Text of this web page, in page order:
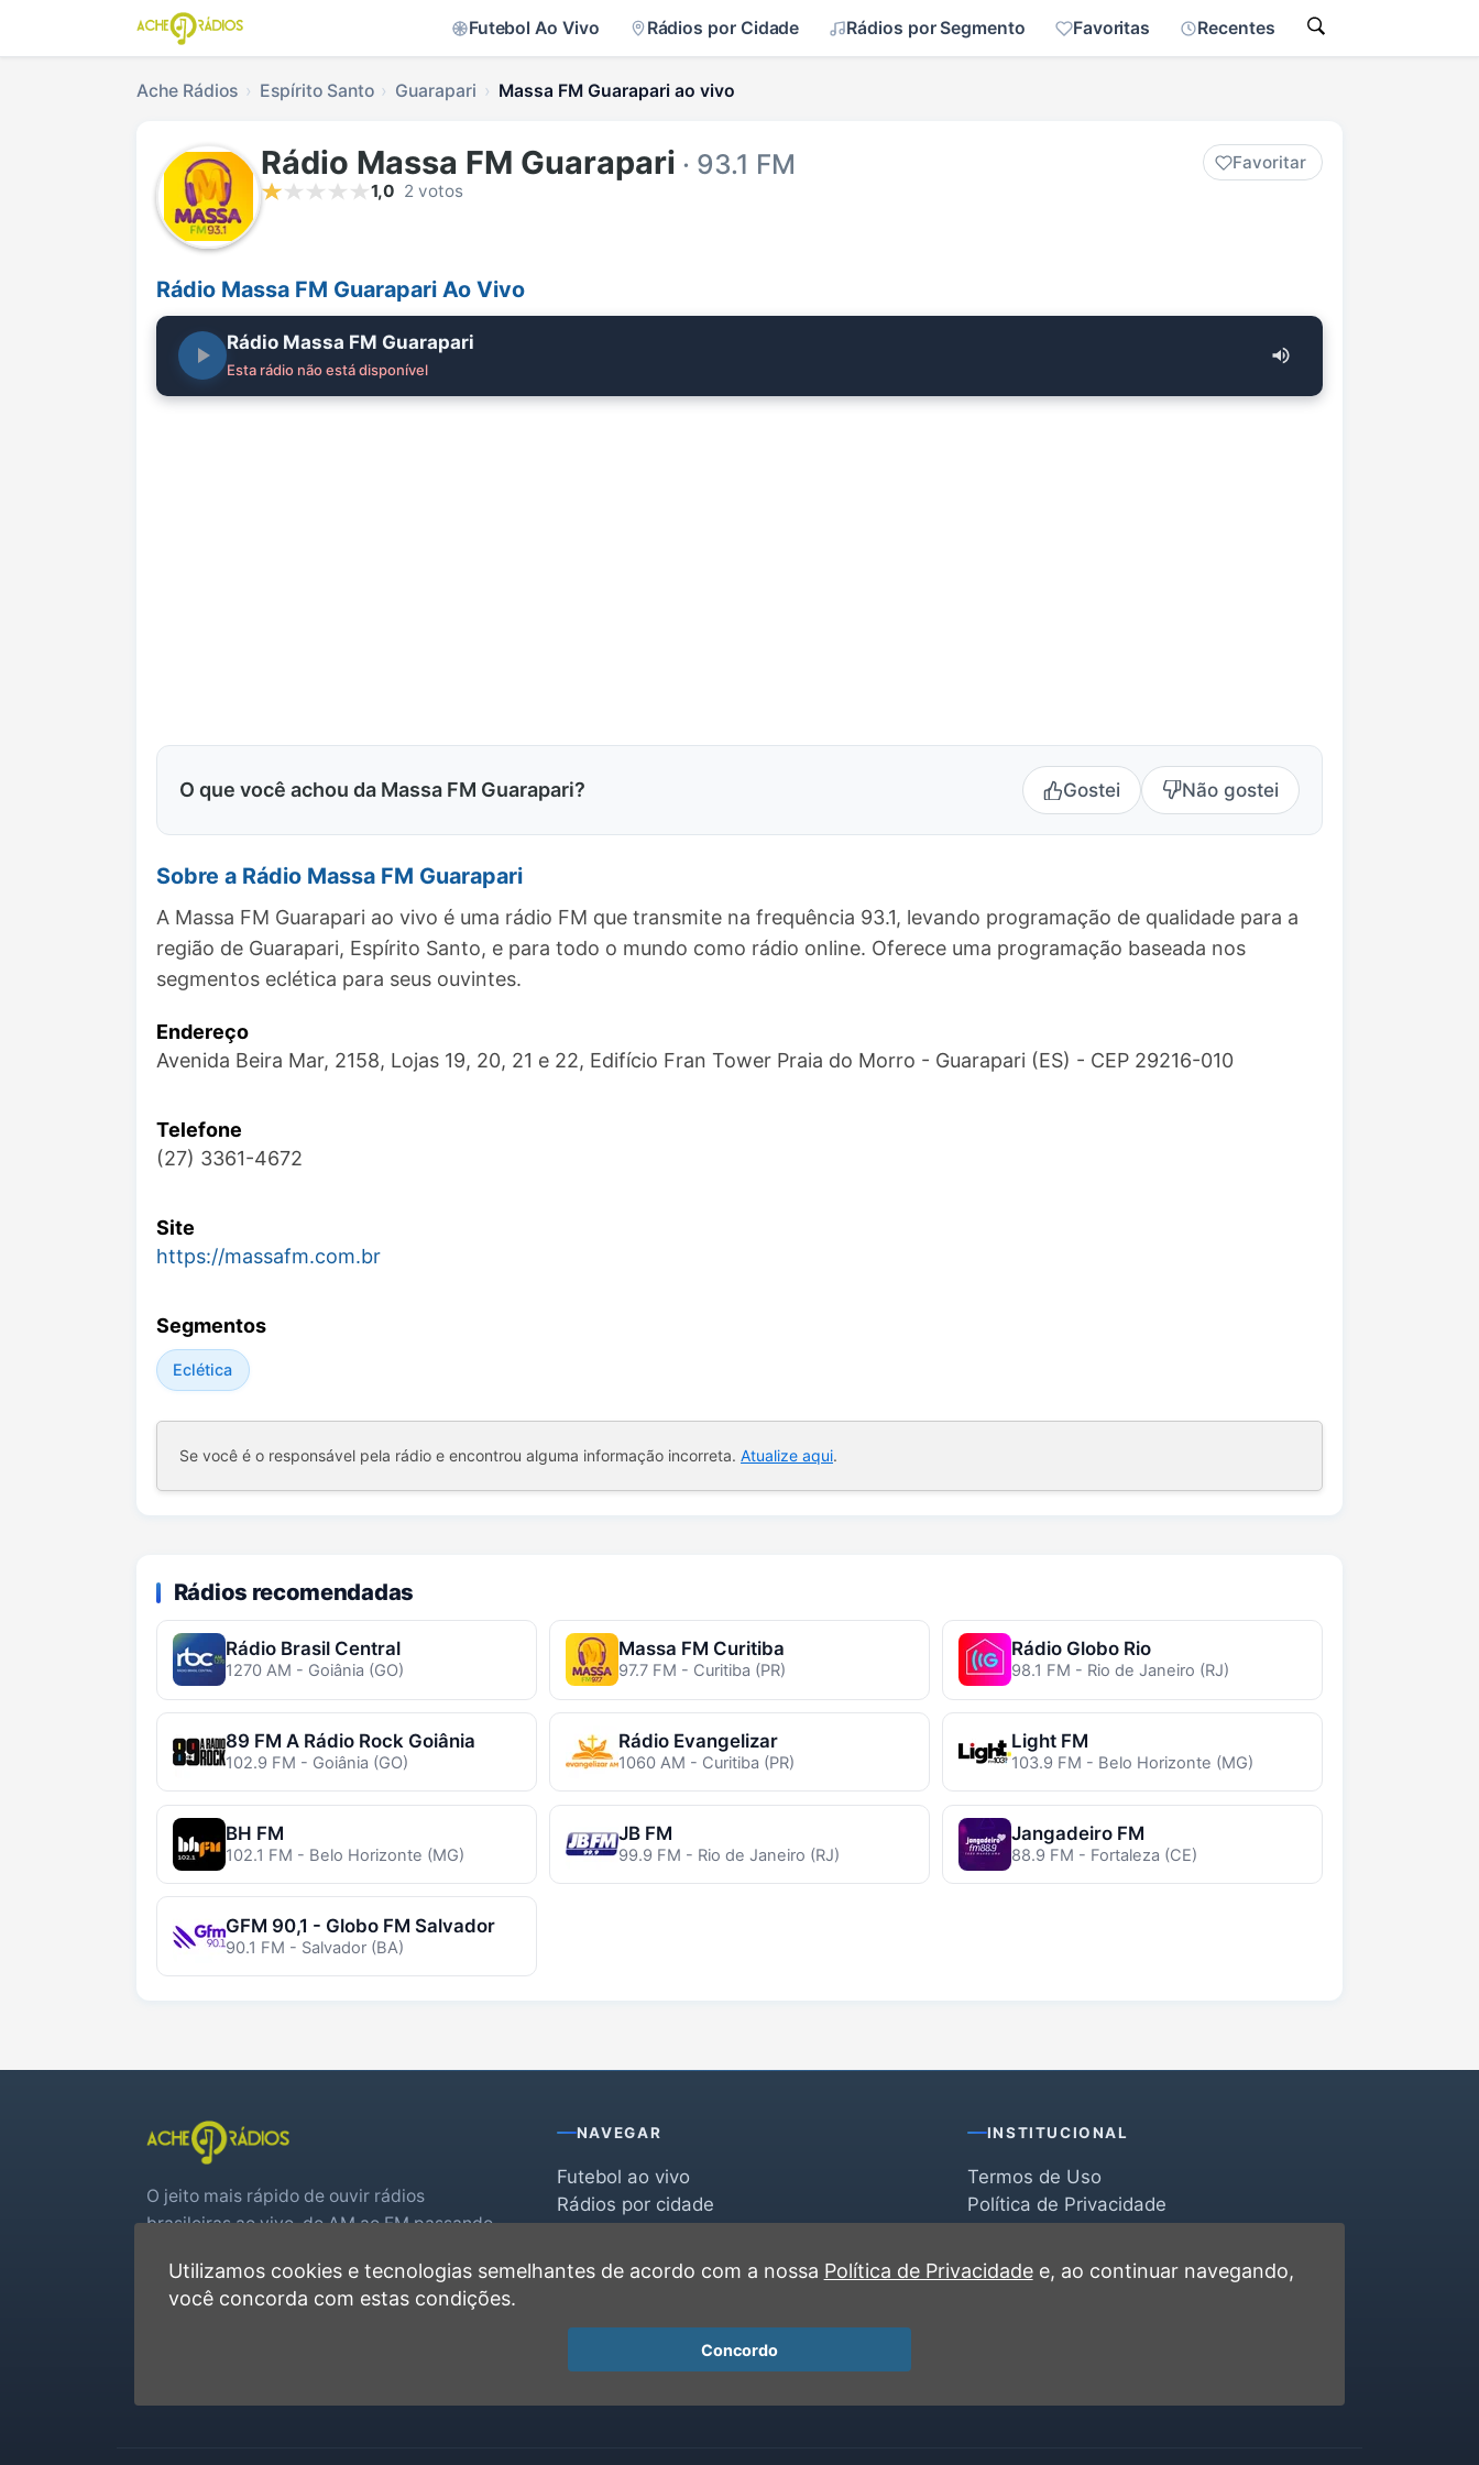
Futebol Ao Vivo Rádios por Cidade Rádios por Segmento Favoritas Recentes
Ache Rádios Espírito Santo Guarapari Massa FM Guarapari ao vivo
Rádio Massa FM Guarapari · 93.1 FM
Favoritar
1,0 2 votos
Rádio Massa FM Guarapari Ao Vivo
Rádio Massa FM Guarapari
Esta rádio não está disponível
O que você achou da Massa FM Guarapari? Gostei Não gostei
Sobre a Rádio Massa FM Guarapari
A Massa FM Guarapari ao vivo é uma rádio FM que transmite na frequência 93.1, levando programação de qualidade para a
região de Guarapari, Espírito Santo, e para todo o mundo como rádio online. Oferece uma programação baseada nos
segmentos eclética para seus ouvintes.
Endereço
Avenida Beira Mar, 2158, Lojas 19, 20, 21 e 22, Edifício Fran Tower Praia do Morro - Guarapari (ES) - CEP 29216-010
Telefone
(27) 3361-4672
Site
https://massafm.com.br
Segmentos
Eclética
Se você é o responsável pela rádio e encontrou alguma informação incorreta. Atualize aqui.
Rádios recomendadas
Rádio Brasil Central
1270 AM - Goiânia (GO)
Massa FM Curitiba
97.7 FM - Curitiba (PR)
Rádio Globo Rio
98.1 FM - Rio de Janeiro (RJ)
89 FM A Rádio Rock Goiânia
102.9 FM - Goiânia (GO)
Rádio Evangelizar
1060 AM - Curitiba (PR)
Light FM
103.9 FM - Belo Horizonte (MG)
BH FM
102.1 FM - Belo Horizonte (MG)
JB FM
99.9 FM - Rio de Janeiro (RJ)
Jangadeiro FM
88.9 FM - Fortaleza (CE)
GFM 90,1 - Globo FM Salvador
90.1 FM - Salvador (BA)
O jeito mais rápido de ouvir rádios
brasileiras ao vivo, do AM ao FM passando
real.
NAVEGAR
Futebol ao vivo
Rádios por cidade
Favoritas
INSTITUCIONAL
Termos de Uso
Política de Privacidade
Contato
Utilizamos cookies e tecnologias semelhantes de acordo com a nossa Política de Privacidadee, ao continuar navegando,
você concorda com estas condições.
Concordo